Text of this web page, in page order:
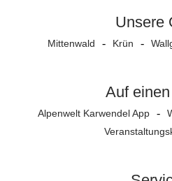
Unsere
Mittenwald Krün
Auf
Alpenwelt Karwendel App